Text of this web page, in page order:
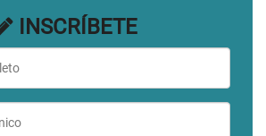
INSCRÍBETE